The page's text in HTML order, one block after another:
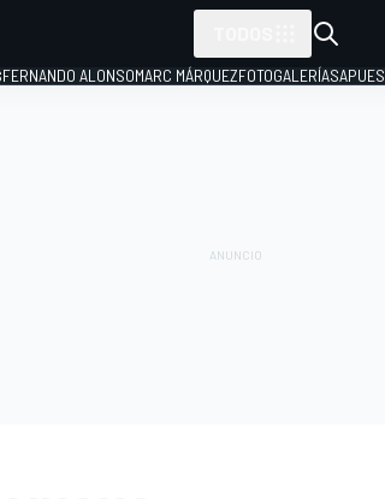
FERNANDO ALONSOMARC MÁRQUEZFOTOGALERÍAS